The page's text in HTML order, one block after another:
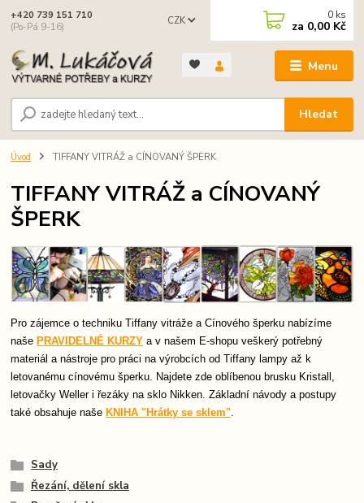
Menu
CZK
Hledat
+420 739 151 710
(Po-Pá 9-16)
0 ks
za 0,00 Kč
Úvod TIFFANY VITRÁŽ a CÍNOVANÝ ŠPERK
TIFFANY VITRÁŽ a CÍNOVANÝ
ŠPERK
Pro zájemce o techniku Tiffany vitráže a Cínového šperku nabízíme
naše PRAVIDELNÉ KURZY a v našem E-shopu veškerý potřebný
materiál a nástroje pro práci na výrobcích od Tiffany lampy až k
letovanému cínovému šperku. Najdete zde oblíbenou brusku Kristall,
letovačky Weller i řezáky na sklo Nikken. Základní návody a postupy
také obsahuje naše KNIHA "Hrátky se sklem".
Sady
Řezání, dělení skla